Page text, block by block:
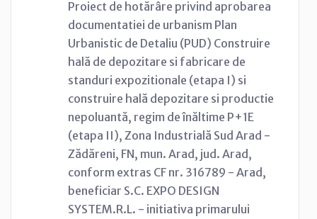
Proiect de hotărâre privind aprobarea
documentatiei de urbanism Plan
Urbanistic de Detaliu (PUD) Construire
hală de depozitare si fabricare de
standuri expozitionale (etapa I) si
construire hală depozitare si productie
nepoluantă, regim de înăltime P+1E
(etapa II), Zona Industrială Sud Arad -
Zădăreni, FN, mun. Arad, jud. Arad,
conform extras CF nr. 316789 - Arad,
beneficiar S.C. EXPO DESIGN
SYSTEM.R.L. - initiativa primarului